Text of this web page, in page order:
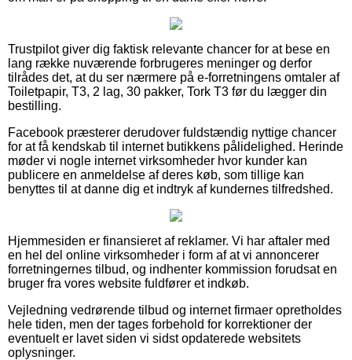
Trustpilot giver dig faktisk relevante chancer for at bese en
lang række nuværende forbrugeres meninger og derfor
tilrådes det, at du ser nærmere på e-forretningens omtaler af
Toiletpapir, T3, 2 lag, 30 pakker, Tork T3 før du lægger din
bestilling.
Facebook præsterer derudover fuldstændig nyttige chancer
for at få kendskab til internet butikkens pålidelighed. Herinde
møder vi nogle internet virksomheder hvor kunder kan
publicere en anmeldelse af deres køb, som tillige kan
benyttes til at danne dig et indtryk af kundernes tilfredshed.
Hjemmesiden er finansieret af reklamer. Vi har aftaler med
en hel del online virksomheder i form af at vi annoncerer
forretningernes tilbud, og indhenter kommission forudsat en
bruger fra vores website fuldfører et indkøb.
Vejledning vedrørende tilbud og internet firmaer opretholdes
hele tiden, men der tages forbehold for korrektioner der
eventuelt er lavet siden vi sidst opdaterede websitets
oplysninger.